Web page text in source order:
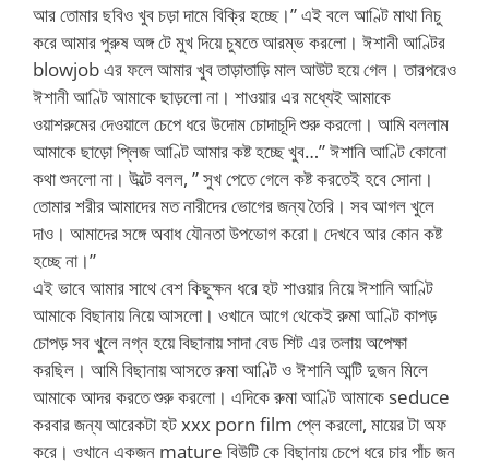
আর তোমার ছবিও খুব চড়া দামে বিক্রি হচ্ছে।” এই বলে আণ্টি মাথা নিচু
করে আমার পুরুষ অঙ্গ টে মুখ দিয়ে চুষতে আরম্ভ করলো। ঈশানী আণ্টির
blowjob এর ফলে আমার খুব তাড়াতাড়ি মাল আউট হয়ে গেল। তারপরেও
ঈশানী আণ্টি আমাকে ছাড়লো না। শাওয়ার এর মধ্যেই আমাকে
ওয়াশরুমের দেওয়ালে চেপে ধরে উদোম চোদাচূদি শুরু করলো। আমি বললাম
আমাকে ছাড়ো প্লিজ আণ্টি আমার কষ্ট হচ্ছে খুব…” ঈশানি আণ্টি কোনো
কথা শুনলো না। উল্টে বলল, ” সুখ পেতে গেলে কষ্ট করতেই হবে সোনা।
তোমার শরীর আমাদের মত নারীদের ভোগের জন্য তৈরি। সব আগল খুলে
দাও। আমাদের সঙ্গে অবাধ যৌনতা উপভোগ করো। দেখবে আর কোন কষ্ট
হচ্ছে না।”
এই ভাবে আমার সাথে বেশ কিছুক্ষন ধরে হট শাওয়ার নিয়ে ঈশানি আণ্টি
আমাকে বিছানায় নিয়ে আসলো। ওখানে আগে থেকেই রুমা আণ্টি কাপড়
চোপড় সব খুলে নগ্ন হয়ে বিছানায় সাদা বেড শিট এর তলায় অপেক্ষা
করছিল। আমি বিছানায় আসতে রুমা আণ্টি ও ঈশানি আন্টি দুজন মিলে
আমাকে আদর করতে শুরু করলো। এদিকে রুমা আণ্টি আমাকে seduce
করবার জন্য আরেকটা হট xxx porn film প্লে করলো, মায়ের টা অফ
করে। ওখানে একজন mature বিউটি কে বিছানায় চেপে ধরে চার পাঁচ জন